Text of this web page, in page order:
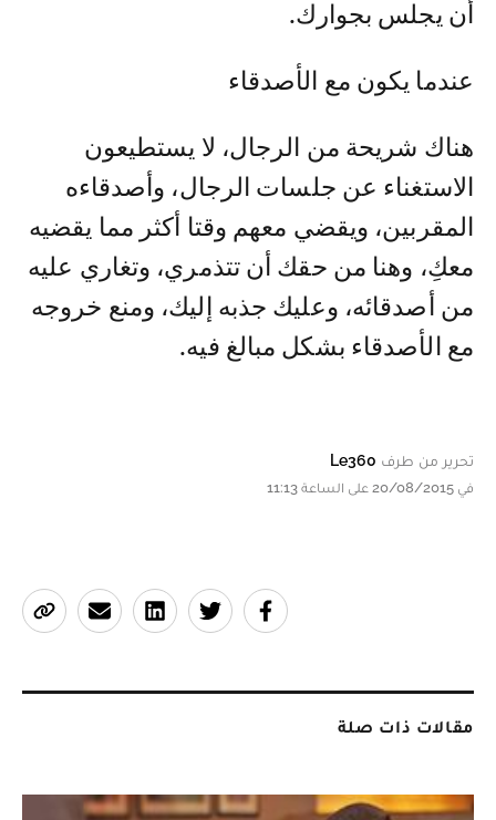
أن يجلس بجوارك.
عندما يكون مع الأصدقاء
هناك شريحة من الرجال، لا يستطيعون
الاستغناء عن جلسات الرجال، وأصدقاءه
المقربين، ويقضي معهم وقتا أكثر مما يقضيه
معكِ، وهنا من حقك أن تتذمري، وتغاري عليه
من أصدقائه، وعليك جذبه إليك، ومنع خروجه
مع الأصدقاء بشكل مبالغ فيه.
تحرير من طرف Le360
في 20/08/2015 على الساعة 11:13
مقالات ذات صلة